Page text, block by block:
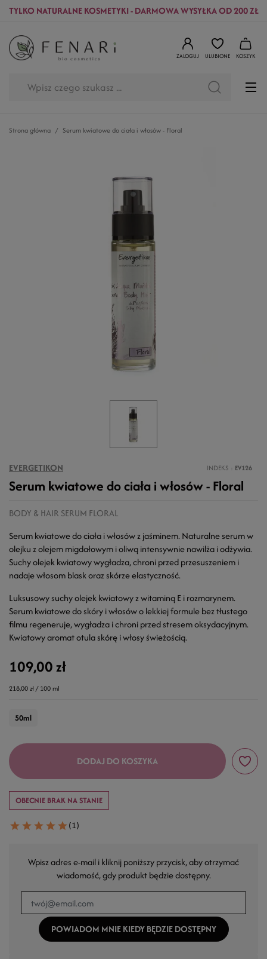
TYLKO NATURALNE KOSMETYKI - DARMOWA WYSYŁKA OD 200 ZŁ
ZALOGUJ ULUBIONE KOSZYK
Strona główna Serum kwiatowe do ciała i włosów - Floral
EVERGETIKON INDEKS EV126
Serum kwiatowe do ciała i włosów - Floral
BODY & HAIR SERUM FLORAL
Serum kwiatowe do ciała i włosów z jaśminem. Naturalne serum w
olejku z olejem migdałowym i oliwą intensywnie nawilża i odżywia.
Suchy olejek kwiatowy wygładza, chroni przed przesuszeniem i
nadaje włosom blask oraz skórze elastyczność.
Luksusowy suchy olejek kwiatowy z witaminą E i rozmarynem.
Serum kwiatowe do skóry i włosów o lekkiej formule bez tłustego
filmu regeneruje, wygładza i chroni przed stresem oksydacyjnym.
Kwiatowy aromat otula skórę i włosy świeżością.
109,00 zł
218,00 zł / 100 ml
50ml
DODAJ DO KOSZYKA
OBECNIE BRAK NA STANIE
(1)
Wpisz adres e-mail i kliknij poniższy przycisk, aby otrzymać
wiadomość, gdy produkt będzie dostępny.
POWIADOM MNIE KIEDY BĘDZIE DOSTĘPNY